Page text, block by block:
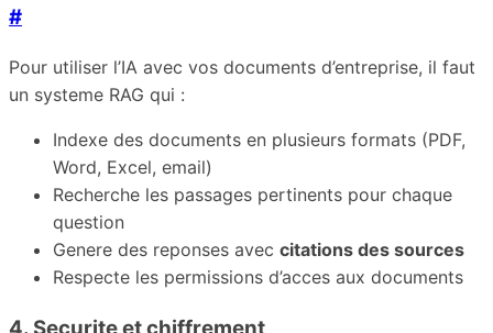
#
Pour utiliser l’IA avec vos documents d’entreprise, il faut
un systeme RAG qui :
Indexe des documents en plusieurs formats (PDF,
Word, Excel, email)
Recherche les passages pertinents pour chaque
question
Genere des reponses avec citations des sources
Respecte les permissions d’acces aux documents
4. Securite et chiffrement